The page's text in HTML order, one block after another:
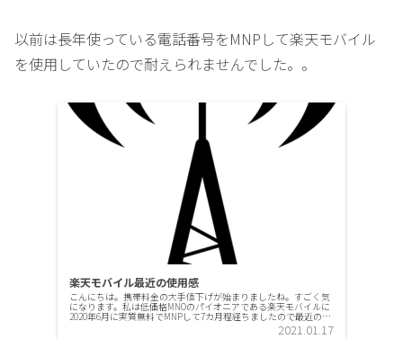
以前は長年使っている電話番号をMNPして楽天モバイル
を使用していたので耐えられませんでした。。
楽天モバイル最近の使用感
こんにちは。携帯料金の大手値下げが始まりましたね。すごく気
になります。私は低価格MNOのパイオニアである楽天モバイルに
2020年6月に実質無料でMNPして7カ月程経ちましたので最近の使
用感を改めて記事にしてみます。使用機種はSIMフリーのA...
2021.01.17